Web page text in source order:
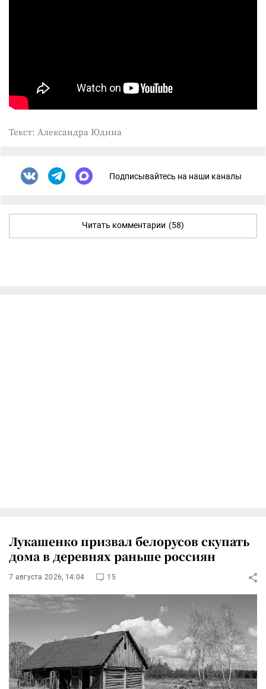
Текст: Александра Юдина
Подписывайтесь на наши каналы
Читать комментарии (58)
Лукашенко призвал белорусов скупать
дома в деревнях раньше россиян
7 августа 2026, 14:04 15